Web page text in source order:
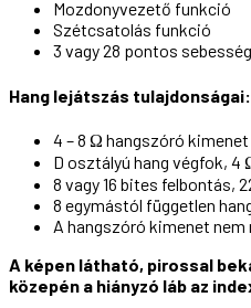
Mozdonyvezető funkció
Szétcsatolás funkció
3 vagy 28 pontos
Hang lejátszás tulajdonságai:
4 – 8 Ω hangszóró kimenet
D osztályú hang végfok,
8 vagy 16 bites felbontás,
8 egymástól független
A hangszóró kimenet
A képen látható, pirossal
közepén a hiányzó láb az